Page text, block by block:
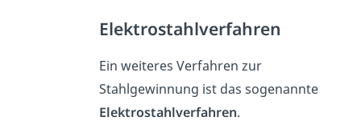
Elektrostahlverfahren
Ein weiteres Verfahren zur
Stahlgewinnung ist das sogenannte
Elektrostahlverfahren.